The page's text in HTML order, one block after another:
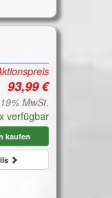
MwSt.
verfügbar
kaufen